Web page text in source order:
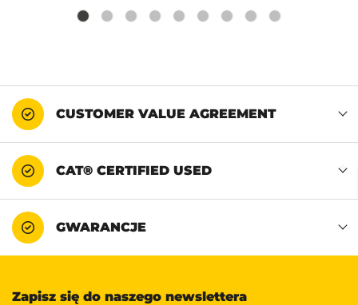
CUSTOMER VALUE AGREEMENT
CAT® CERTIFIED USED
GWARANCJE
Zapisz się do naszego newslettera